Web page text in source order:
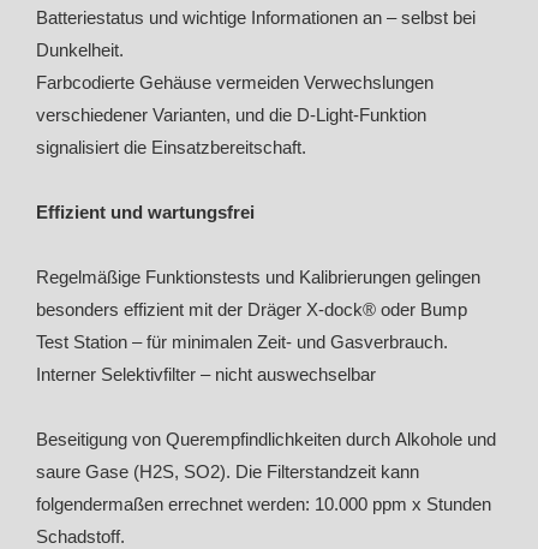
Batteriestatus und wichtige Informationen an – selbst bei
Dunkelheit.
Farbcodierte Gehäuse vermeiden Verwechslungen
verschiedener Varianten, und die D-Light-Funktion
signalisiert die Einsatzbereitschaft.
Effizient und wartungsfrei
Regelmäßige Funktionstests und Kalibrierungen gelingen
besonders effizient mit der Dräger X-dock® oder Bump
Test Station – für minimalen Zeit- und Gasverbrauch.
Interner Selektivfilter – nicht auswechselbar
Beseitigung von Querempfindlichkeiten durch Alkohole und
saure Gase (H2S, SO2). Die Filterstandzeit kann
folgendermaßen errechnet werden: 10.000 ppm x Stunden
Schadstoff.